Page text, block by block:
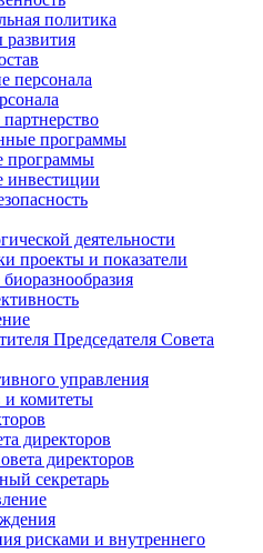
политика
персонала
программы
программы
инвестиции
деятельности
проекты и показатели
Председателя Совета
управления
и комитеты
директоров
директоров
секретарь
рисками и внутреннего